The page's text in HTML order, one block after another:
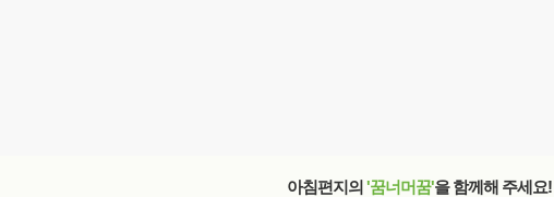
아침편지의 '꿈너머꿈'을 함께해 주세요!